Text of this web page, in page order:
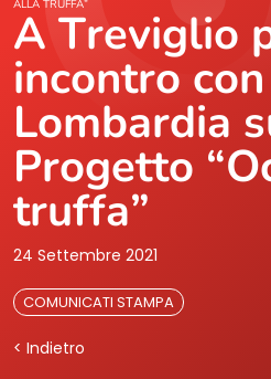
Cosa Facciamo
Area Stampa
ALLA TRUFFA”
A Treviglio
incontro
Lombardia
Progetto
truffa”
24 Settembre 2021
COMUNICATI STAMPA
< Indietro